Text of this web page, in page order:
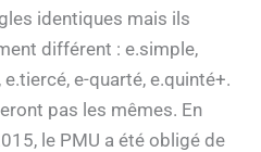
identiques mais ils
différent : e.simple,
e-quarté, e.quinté+.
pas les mêmes. En
le PMU a été obligé de